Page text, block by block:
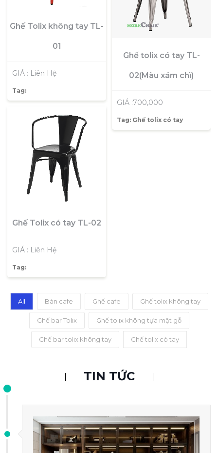
Ghế Tolix không tay TL-
01
GIÁ : Liên Hệ
Tag:
Ghế tolix có tay TL-
02(Màu xám chì)
GIÁ :700,000
Tag: Ghế tolix có tay
Ghế Tolix có tay TL-02
GIÁ : Liên Hệ
Tag:
All Bàn cafe Ghế cafe Ghế tolix không tay
Ghế bar Tolix Ghế tolix không tựa mặt gỗ
Ghế bar tolix không tay Ghế tolix có tay
TIN TỨC